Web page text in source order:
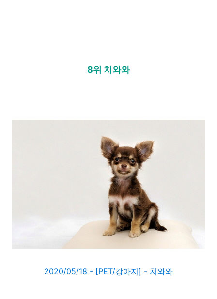
8위 치와와
2020/05/18 - [PET/강아지] - 치와와